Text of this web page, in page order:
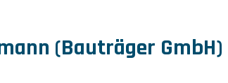
(Bauträger GmbH)